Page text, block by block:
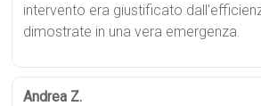
intervento era giustificato
dimostrate in una vera emergenza.
Andrea Z.